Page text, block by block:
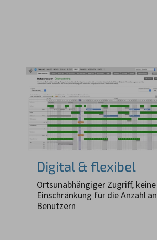
Digital & flexibel
Ortsunabhängiger Zugriff, keine
Einschränkung für die Anzahl an
Benutzern